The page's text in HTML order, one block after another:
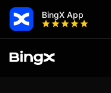
BingX App